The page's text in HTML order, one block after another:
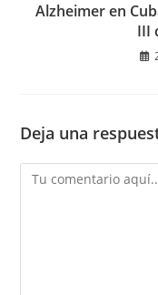
Alzheimer en
III
Deja una
Comentario